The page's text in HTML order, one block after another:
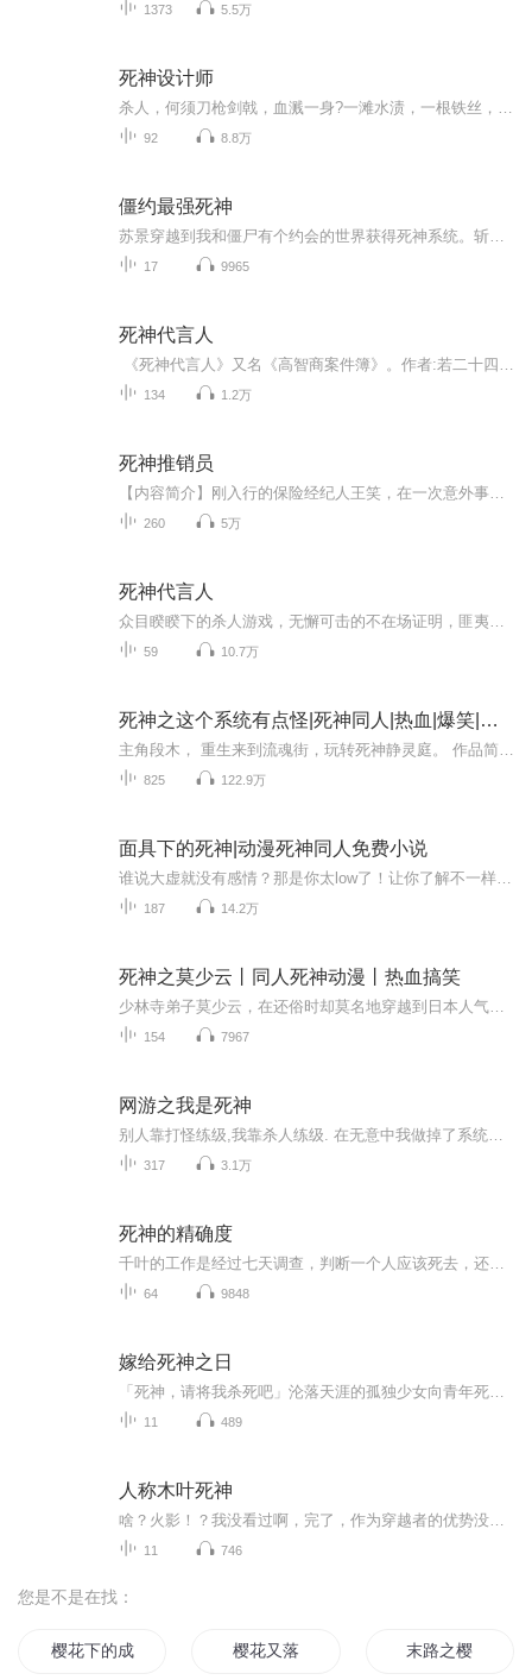
1373 5.5万
死神设计师
92 8.8万
僵约最强死神
17 9965
死神代言人
134 1.2万
死神推销员
260 5万
死神代言人
59 10.7万
死神之这个系统有点怪|死神同人|热血|爆笑|死神同人|高飞演播
825 122.9万
面具下的死神|动漫死神同人免费小说
187 14.2万
死神之莫少云丨同人死神动漫丨热血搞笑
154 7967
网游之我是死神
317 3.1万
死神的精确度
64 9848
嫁给死神之日
11 489
人称木叶死神
11 746
您是不是在找：
樱花下的成长 樱花又落 末路之樱